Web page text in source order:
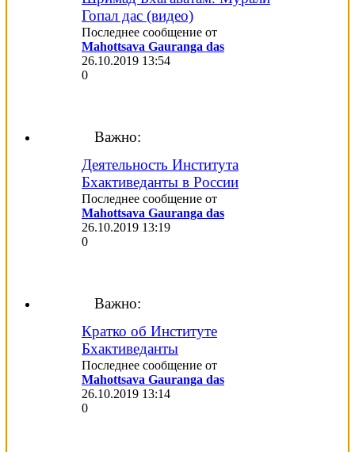
Гопал дас (видео)
Последнее сообщение от
Mahottsava Gauranga das
26.10.2019 13:54
0
Важно:
Деятельность Института
Бхактиведанты в России
Последнее сообщение от
Mahottsava Gauranga das
26.10.2019 13:19
0
Важно:
Кратко об Институте
Бхактиведанты
Последнее сообщение от
Mahottsava Gauranga das
26.10.2019 13:14
0